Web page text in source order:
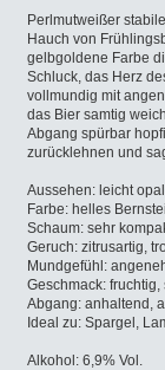
Perlmutweißer
Hauch von
gelbgoldene Farbe
Schluck, das Herz
vollmundig mit
das Bier samtig
Abgang spürbar
zurücklehnen und
Aussehen: leicht
Farbe: helles
Schaum: sehr
Geruch: zitrusartig,
Mundgefühl:
Geschmack:
Abgang: anhaltend,
Ideal zu: Spargel,
Alkohol: 6,9% Vol.